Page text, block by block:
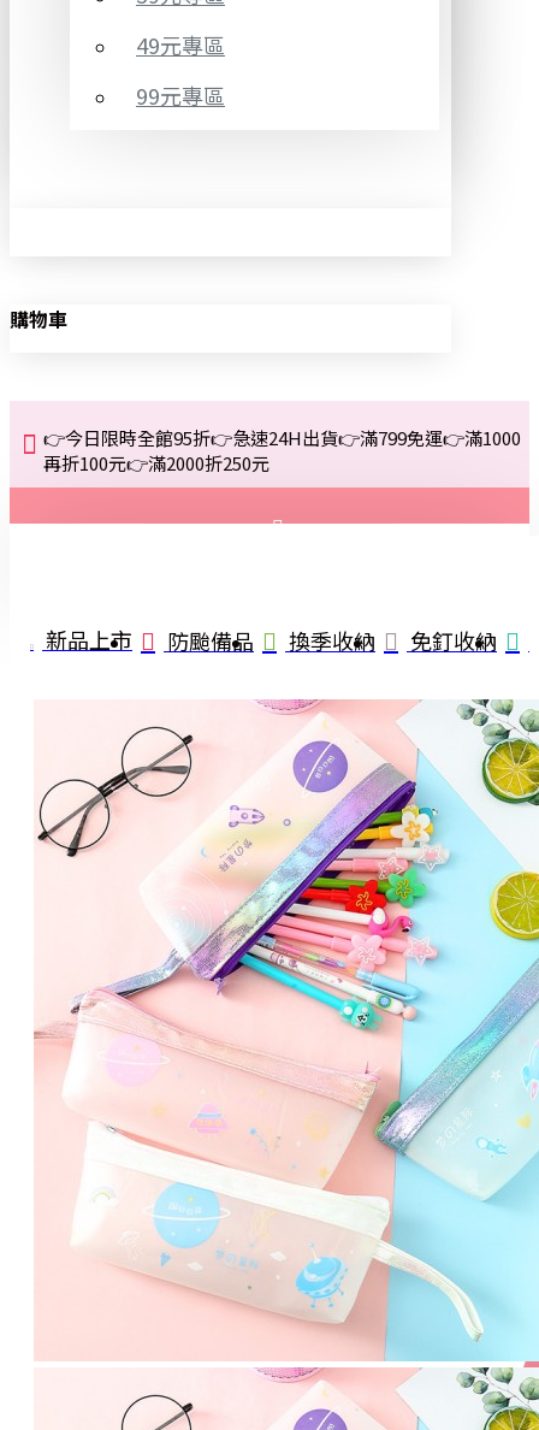
49元專區
99元專區
購物車
👉今日限時全館95折👉急速24H出貨👉滿799免運👉滿1000
再折100元👉滿2000折250元
註冊
詢問
新品上市 防颱備品 換季收納 免釘收納